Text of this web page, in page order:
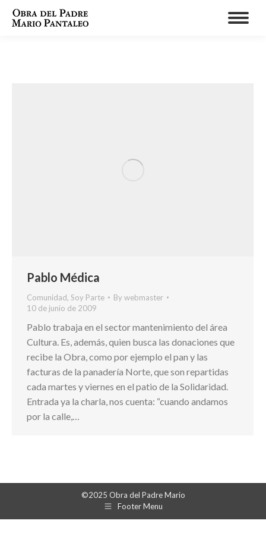
Pablo Médica
Comunidad, Soy Parte Bywebmaster
10 de junio de 2009
Pablo trabaja en el sector mantenimiento del área
Cultura. Es, además, quien busca las donaciones que
recibe la Obra, como por ejemplo el pan y las
facturas de la panadería Norte, que son repartidas
cada martes y viernes en el patio de la Solidaridad.
Entrada ya la charla, nos cuenta: “cuando andamos
por la calle,…
©2025 Obra del Padre Mario
Footer Menu